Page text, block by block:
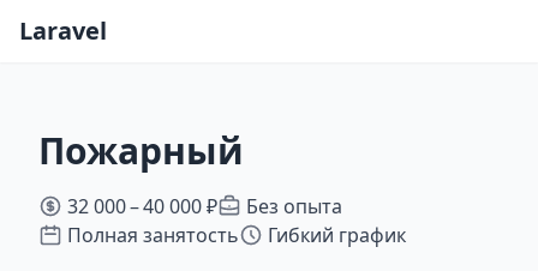
Laravel
Пожарный
32 000 – 40 000 ₽
Без опыта
Полная занятость
Гибкий график